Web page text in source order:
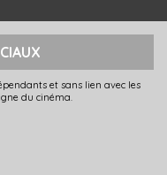
et sans lien avec les
du cinéma.